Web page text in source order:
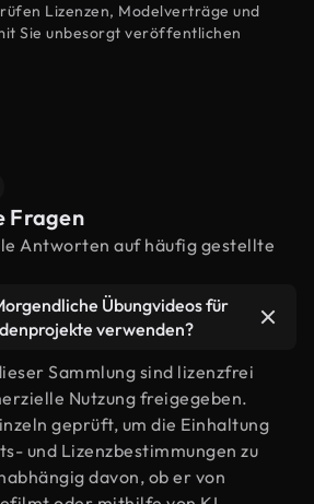
Lizenzen, Modelverträge und
Sie unbesorgt veröffentlichen
Fragen
Antworten auf häufig gestellte
Übungvideos für
verwenden?
Sammlung sind lizenzfrei
Nutzung freigegeben.
geprüft, um die Einhaltung
und Lizenzbestimmungen zu
davon, ob er von